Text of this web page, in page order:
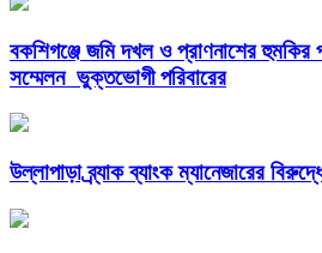
বকশিগঞ্জে জমি দখল ও প্রাণনাশের হুমকির
সম্মেলন ভুক্তভোগী পরিবারের
উল্লাপাড়া ব্র্যাক ব্যাংক ম্যানেজারের